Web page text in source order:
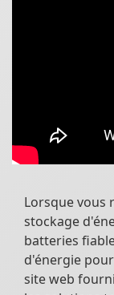
Lorsque vous
stockage
batteries
d'énergie
site web